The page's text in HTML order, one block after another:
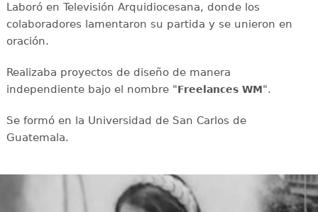
Laboró en Televisión Arquidiocesana, donde los
colaboradores lamentaron su partida y se unieron en
oración.
Realizaba proyectos de diseño de manera
independiente bajo el nombre "Freelances WM".
Se formó en la Universidad de San Carlos de
Guatemala.